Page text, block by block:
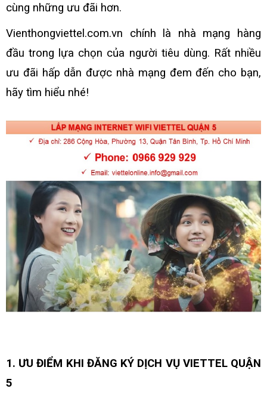
cùng những ưu đãi hơn.
Vienthongviettel.com.vn chính là nhà mạng hàng
đầu trong lựa chọn của người tiêu dùng. Rất nhiều
ưu đãi hấp dẫn được nhà mạng đem đến cho bạn,
hãy tìm hiểu nhé!
1. ƯU ĐIỂM KHI ĐĂNG KÝ DỊCH VỤ VIETTEL QUẬN
5